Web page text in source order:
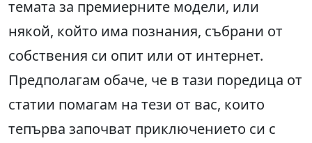
темата за премиерните модели, или
някой, който има познания, събрани от
собствения си опит или от интернет.
Предполагам обаче, че в тази поредица от
статии помагам на тези от вас, които
тепърва започват приключението си с